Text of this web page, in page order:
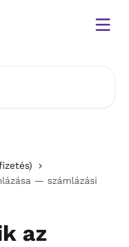
— számlázási
az